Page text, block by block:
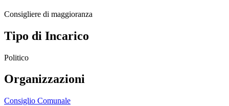
Consigliere di maggioranza
Tipo di Incarico
Politico
Organizzazioni
Consiglio Comunale